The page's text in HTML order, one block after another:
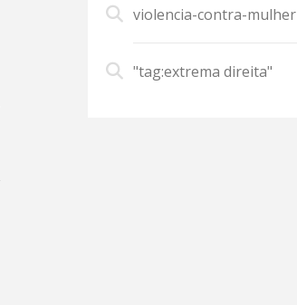
violencia-contra-mulher
"tag:extrema direita"